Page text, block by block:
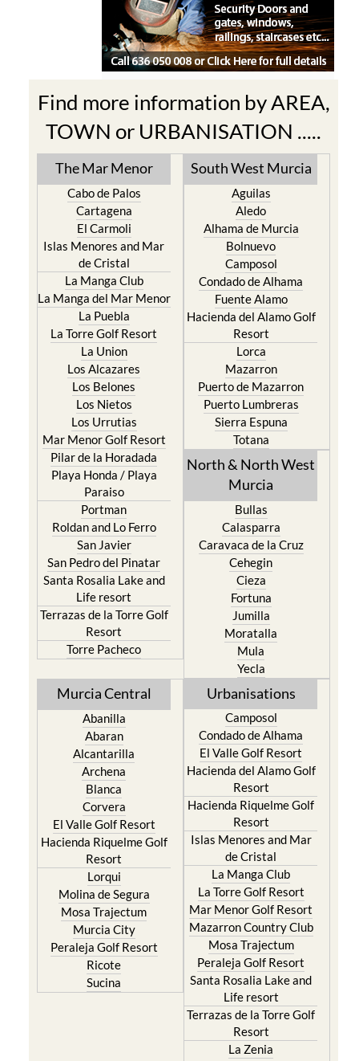
Find more information by AREA,
TOWN or URBANISATION .....
The Mar Menor
Cabo de Palos
Cartagena
El Carmoli
Islas Menores and Mar
de Cristal
La Manga Club
La Manga del Mar Menor
La Puebla
La Torre Golf Resort
La Union
Los Alcazares
Los Belones
Los Nietos
Los Urrutias
Mar Menor Golf Resort
Pilar de la Horadada
Playa Honda / Playa
Paraiso
Portman
Roldan and Lo Ferro
San Javier
San Pedro del Pinatar
Santa Rosalia Lake and
Life resort
Terrazas de la Torre Golf
Resort
Torre Pacheco
South West Murcia
Aguilas
Aledo
Alhama de Murcia
Bolnuevo
Camposol
Condado de Alhama
Fuente Alamo
Hacienda del Alamo Golf
Resort
Lorca
Mazarron
Puerto de Mazarron
Puerto Lumbreras
Sierra Espuna
Totana
North & North West
Murcia
Bullas
Calasparra
Caravaca de la Cruz
Cehegin
Cieza
Fortuna
Jumilla
Moratalla
Mula
Yecla
Murcia Central
Abanilla
Abaran
Alcantarilla
Archena
Blanca
Corvera
El Valle Golf Resort
Hacienda Riquelme Golf
Resort
Lorqui
Molina de Segura
Mosa Trajectum
Murcia City
Peraleja Golf Resort
Ricote
Sucina
Urbanisations
Camposol
Condado de Alhama
El Valle Golf Resort
Hacienda del Alamo Golf
Resort
Hacienda Riquelme Golf
Resort
Islas Menores and Mar
de Cristal
La Manga Club
La Torre Golf Resort
Mar Menor Golf Resort
Mazarron Country Club
Mosa Trajectum
Peraleja Golf Resort
Santa Rosalia Lake and
Life resort
Terrazas de la Torre Golf
Resort
La Zenia